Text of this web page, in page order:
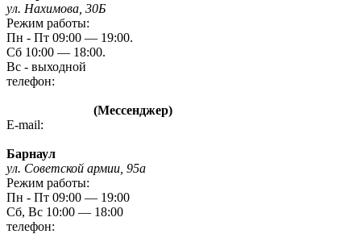
ул. Нахимова, 30Б
Режим работы:
Пн - Пт 09:00 — 19:00.
Сб 10:00 — 18:00.
Вс - выходной
телефон:
(Мессенджер)
E-mail:
Барнаул
ул. Советской армии, 95а
Режим работы:
Пн - Пт 09:00 — 19:00
Сб, Вс 10:00 — 18:00
телефон: